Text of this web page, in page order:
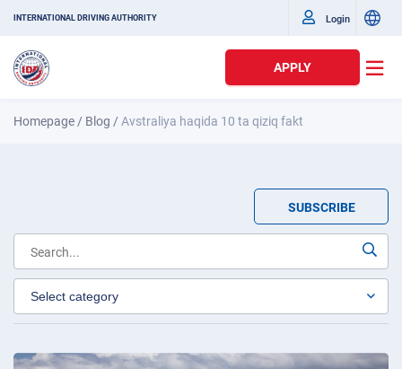
INTERNATIONAL DRIVING AUTHORITY Login
APPLY
Homepage / Blog /Avstraliya haqida 10 ta qiziq fakt
SUBSCRIBE